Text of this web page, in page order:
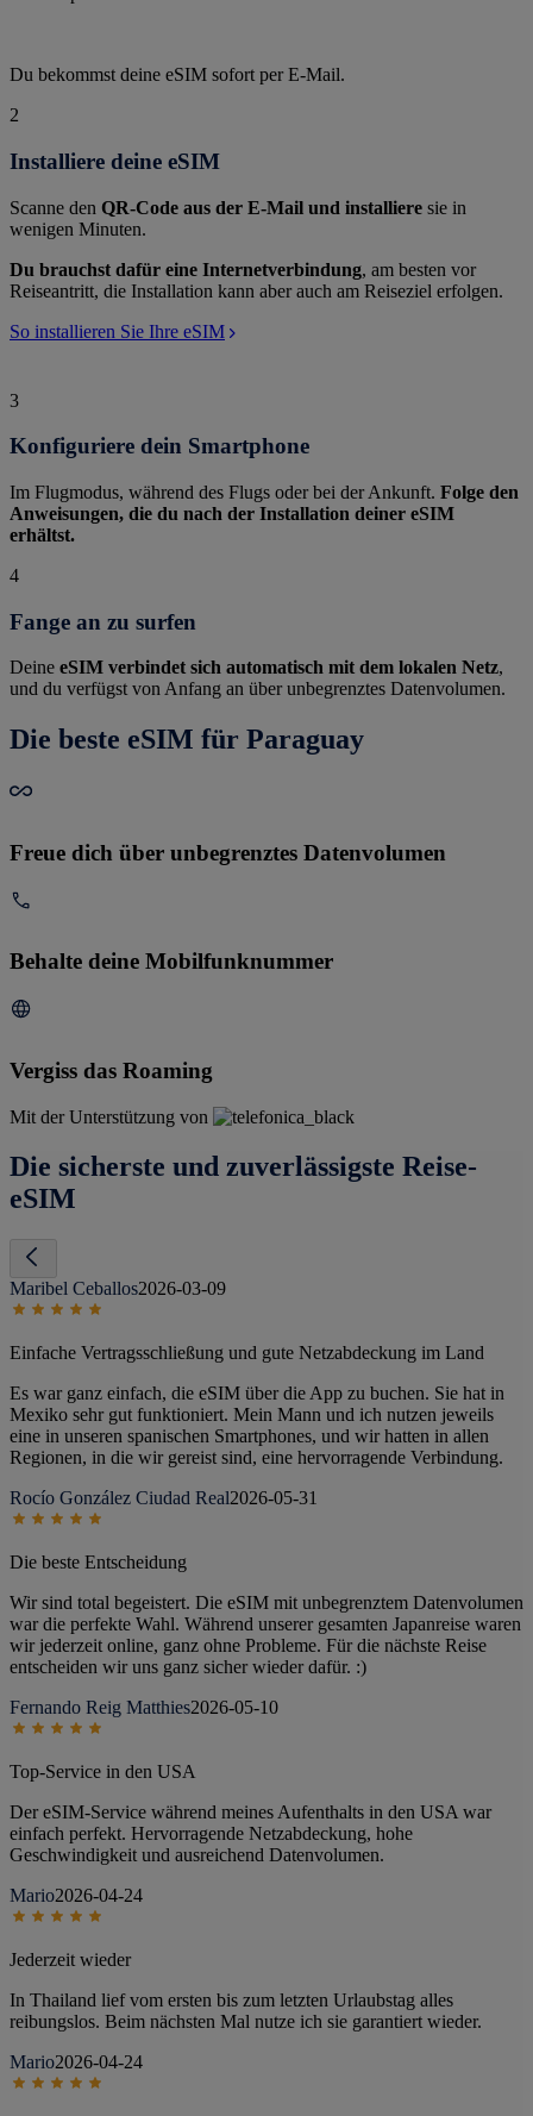
Du bekommst deine eSIM sofort per E-Mail.
2
Installiere deine eSIM
Scanne den QR-Code aus der E-Mail und installiere sie in
wenigen Minuten.
Du brauchst dafür eine Internetverbindung, am besten vor
Reiseantritt, die Installation kann aber auch am Reiseziel erfolgen.
So installieren Sie Ihre eSIM
3
Konfiguriere dein Smartphone
Im Flugmodus, während des Flugs oder bei der Ankunft. Folge den
Anweisungen, die du nach der Installation deiner eSIM
erhältst.
4
Fange an zu surfen
Deine eSIM verbindet sich automatisch mit dem lokalen Netz,
und du verfügst von Anfang an über unbegrenztes Datenvolumen.
Die beste eSIM für Paraguay
Freue dich über unbegrenztes Datenvolumen
Behalte deine Mobilfunknummer
Vergiss das Roaming
Mit der Unterstützung von
Die sicherste und zuverlässigste Reise-
eSIM
Maribel Ceballos2026-03-09
Einfache Vertragsschließung und gute Netzabdeckung im Land
Es war ganz einfach, die eSIM über die App zu buchen. Sie hat in
Mexiko sehr gut funktioniert. Mein Mann und ich nutzen jeweils
eine in unseren spanischen Smartphones, und wir hatten in allen
Regionen, in die wir gereist sind, eine hervorragende Verbindung.
Rocío González Ciudad Real2026-05-31
Die beste Entscheidung
Wir sind total begeistert. Die eSIM mit unbegrenztem Datenvolumen
war die perfekte Wahl. Während unserer gesamten Japanreise waren
wir jederzeit online, ganz ohne Probleme. Für die nächste Reise
entscheiden wir uns ganz sicher wieder dafür. :)
Fernando Reig Matthies2026-05-10
Top-Service in den USA
Der eSIM-Service während meines Aufenthalts in den USA war
einfach perfekt. Hervorragende Netzabdeckung, hohe
Geschwindigkeit und ausreichend Datenvolumen.
Mario2026-04-24
Jederzeit wieder
In Thailand lief vom ersten bis zum letzten Urlaubstag alles
reibungslos. Beim nächsten Mal nutze ich sie garantiert wieder.
Mario2026-04-24